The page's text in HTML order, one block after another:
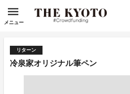
メニュー
リターン
冷泉家オリジナル筆ペン